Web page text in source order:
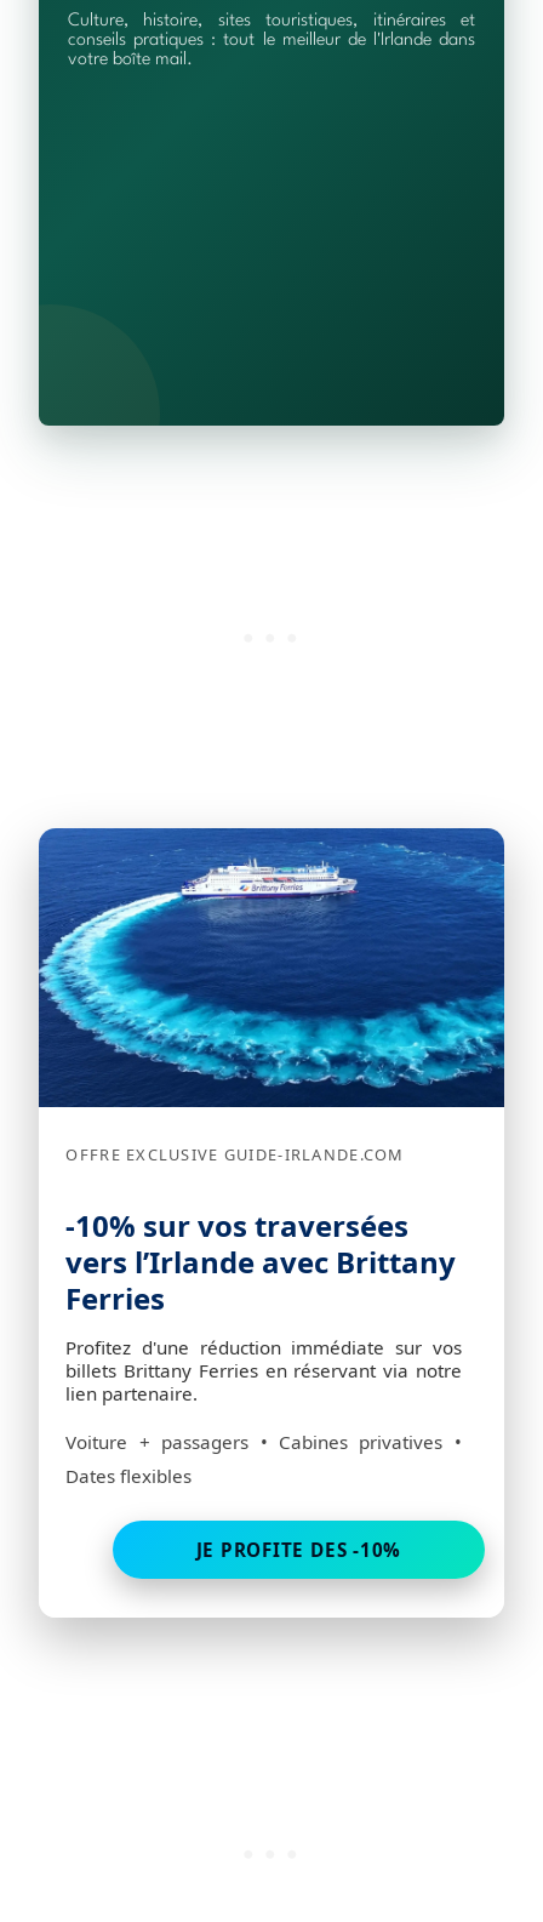
Culture, histoire, sites touristiques, itinéraires et
conseils pratiques : tout le meilleur de l'Irlande dans
votre boîte mail.
OFFRE EXCLUSIVE GUIDE-IRLANDE.COM
-10% sur vos traversées
vers l’Irlande avec Brittany
Ferries
Profitez d'une réduction immédiate sur vos
billets Brittany Ferries en réservant via notre
lien partenaire.
Voiture + passagers • Cabines privatives •
Dates flexibles
JE PROFITE DES -10%